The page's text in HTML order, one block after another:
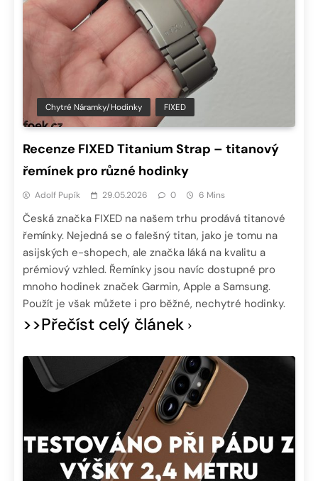
Chytré Náramky/hodinky FIXED
Recenze FIXED Titanium Strap – titanový
řemínek pro různé hodinky
Adolf Pupík 29.05.2026 0 6 Mins
Česká značka FIXED na našem trhu prodává titanové
řemínky. Nejedná se o falešný titan, jako je tomu na
asijských e-shopech, ale značka láká na kvalitu a
prémiový vzhled. Řemínky jsou navíc dostupné pro
mnoho hodinek značek Garmin, Apple a Samsung.
Použít je však můžete i pro běžné, nechytré hodinky.
>>Přečíst celý článek